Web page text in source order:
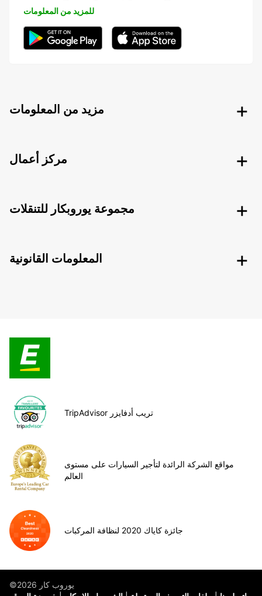
للمزيد من المعلومات
مزيد من المعلومات
مركز أعمال
مجموعة يوروبكار للتنقلات
المعلومات القانونية
TripAdvisor تريب أدفايزر
مواقع الشركة الرائدة لتأجير السيارات على مستوى
العالم
جائزة كاياك 2020 لنظافة المركبات
©يوروب كار 2026